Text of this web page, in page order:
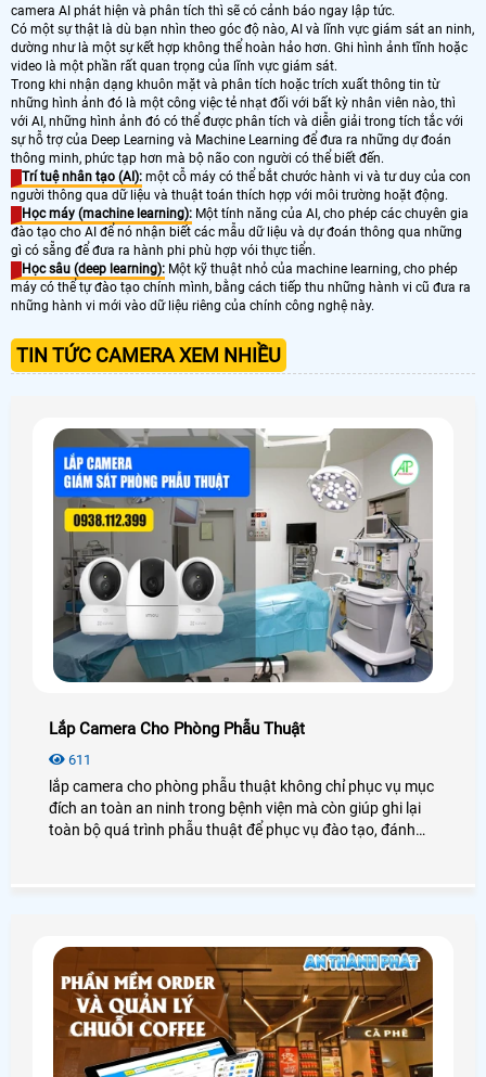
camera AI phát hiện và phân tích thì sẽ có cảnh báo ngay lập tức.
Có một sự thật là dù bạn nhìn theo góc độ nào, AI và lĩnh vực giám sát an ninh,
dường như là một sự kết hợp không thể hoàn hảo hơn. Ghi hình ảnh tĩnh hoặc
video là một phần rất quan trọng của lĩnh vực giám sát.
Trong khi nhận dạng khuôn mặt và phân tích hoặc trích xuất thông tin từ
những hình ảnh đó là một công việc tẻ nhạt đối với bất kỳ nhân viên nào, thì
với AI, những hình ảnh đó có thể được phân tích và diễn giải trong tích tắc với
sự hỗ trợ của Deep Learning và Machine Learning để đưa ra những dự đoán
thông minh, phức tạp hơn mà bộ não con người có thể biết đến.
Trí tuệ nhân tạo (AI): một cỗ máy có thể bắt chước hành vi và tư duy của con
người thông qua dữ liệu và thuật toán thích hợp với môi trường hoặt động.
Học máy (machine learning): Một tính năng của AI, cho phép các chuyên gia
đào tạo cho AI để nó nhận biết các mẫu dữ liệu và dự đoán thông qua những
gì có sẵng để đưa ra hành phi phù hợp vói thực tiển.
Học sâu (deep learning): Một kỹ thuật nhỏ của machine learning, cho phép
máy có thể tự đào tạo chính mình, bằng cách tiếp thu những hành vi cũ đưa ra
những hành vi mới vào dữ liệu riêng của chính công nghệ này.
TIN TỨC CAMERA XEM NHIỀU
Lắp Camera Cho Phòng Phẫu Thuật
611
lắp camera cho phòng phẫu thuật không chỉ phục vụ mục
đích an toàn an ninh trong bệnh viện mà còn giúp ghi lại
toàn bộ quá trình phẫu thuật để phục vụ đào tạo, đánh